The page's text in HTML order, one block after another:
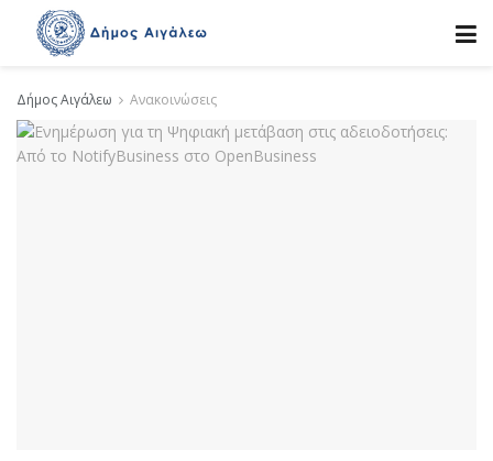
Δήμος Αιγάλεω Ανακοινώσεις